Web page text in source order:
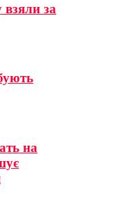
за
на